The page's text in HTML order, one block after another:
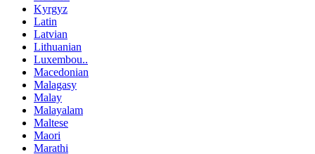
Kyrgyz
Latin
Latvian
Lithuanian
Luxembou..
Macedonian
Malagasy
Malay
Malayalam
Maltese
Maori
Marathi